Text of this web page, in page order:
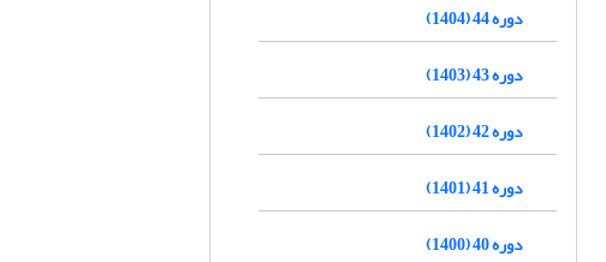
دوره 44 (1404)
دوره 43 (1403)
دوره 42 (1402)
دوره 41 (1401)
دوره 40 (1400)